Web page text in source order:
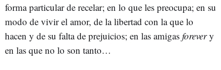
forma particular de recelar; en lo que les preocupa; en su
modo de vivir el amor, de la libertad con la que lo
hacen y de su falta de prejuicios; en las amigas forevery
en las que no lo son tanto…